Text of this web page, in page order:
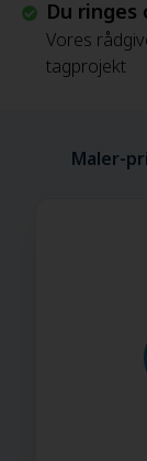
Du ringes
Vores
tagprojekt
Maler-